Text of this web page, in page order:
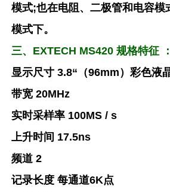
模式;也在电阻、二极管和电容模
模式下。
三、EXTECH MS420 规格特征 ：
显示尺寸 3.8“（96mm）彩色液
带宽 20MHz
实时采样率 100MS / s
上升时间 17.5ns
频道 2
记录长度 每通道6K点